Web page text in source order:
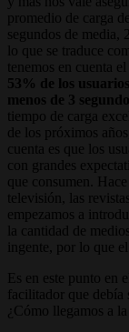
promedio de carga
segundos de media,
lo que se traduce
tenemos en cuenta
53% de los
menos de 3
tiempo de carga
de los próximos
cuenta es que los
con grandes
que consumen.
televisión, las
empezamos a
la cantidad de
ingente, por lo que
Es en este punto en
facilitador que debía
¿Cómo llegamos a